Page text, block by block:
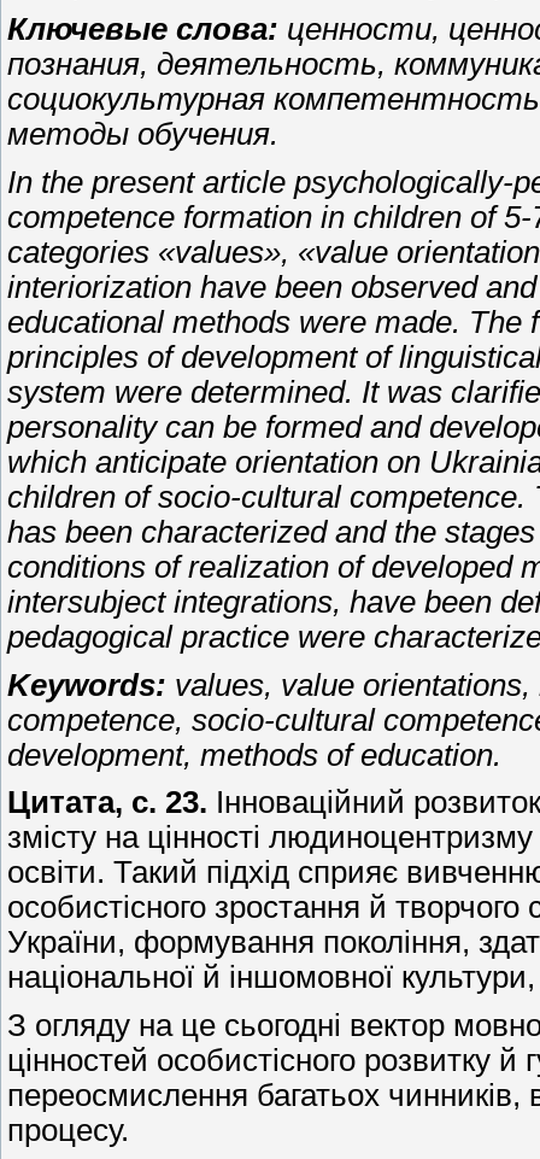
Ключевые слова: ценности,
познания, деятельность,
социокультурная
методы обучения.
In the present article psychologically-
competence formation in children of
categories «values», «value
interiorization have been observed
educational methods were made. The
principles of development of
system were determined. It was
personality can be formed and
which anticipate orientation on
children of socio-cultural
has been characterized and the
conditions of realization of developed
intersubject integrations, have been
pedagogical practice were
Keywords: values, value
competence, socio-cultural
development, methods of education.
Цитата, с. 23. Інноваційний
змісту на цінності
освіти. Такий підхід сприяє
особистісного зростання й
України, формування покоління,
національної й іншомовної
З огляду на це сьогодні вектор
цінностей особистісного розвитку
переосмислення багатьох чинників,
процесу.